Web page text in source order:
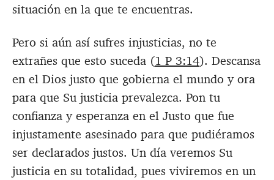
situación en la que te encuentras.
Pero si aún así sufres injusticias, no te
extrañes que esto suceda (1 P 3:14). Descansa
en el Dios justo que gobierna el mundo y ora
para que Su justicia prevalezca. Pon tu
confianza y esperanza en el Justo que fue
injustamente asesinado para que pudiéramos
ser declarados justos. Un día veremos Su
justicia en su totalidad, pues viviremos en un